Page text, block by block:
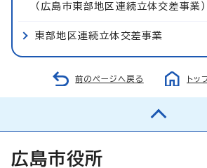
（広島市東部地区連続立体交差事業）
東部地区連続立体交差事業
前のページへ戻る トッ
広島市役所